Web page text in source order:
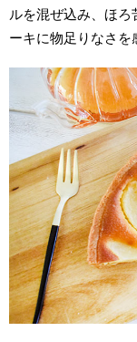
ルを混ぜ込み、ほ
ーキに物足りなさを